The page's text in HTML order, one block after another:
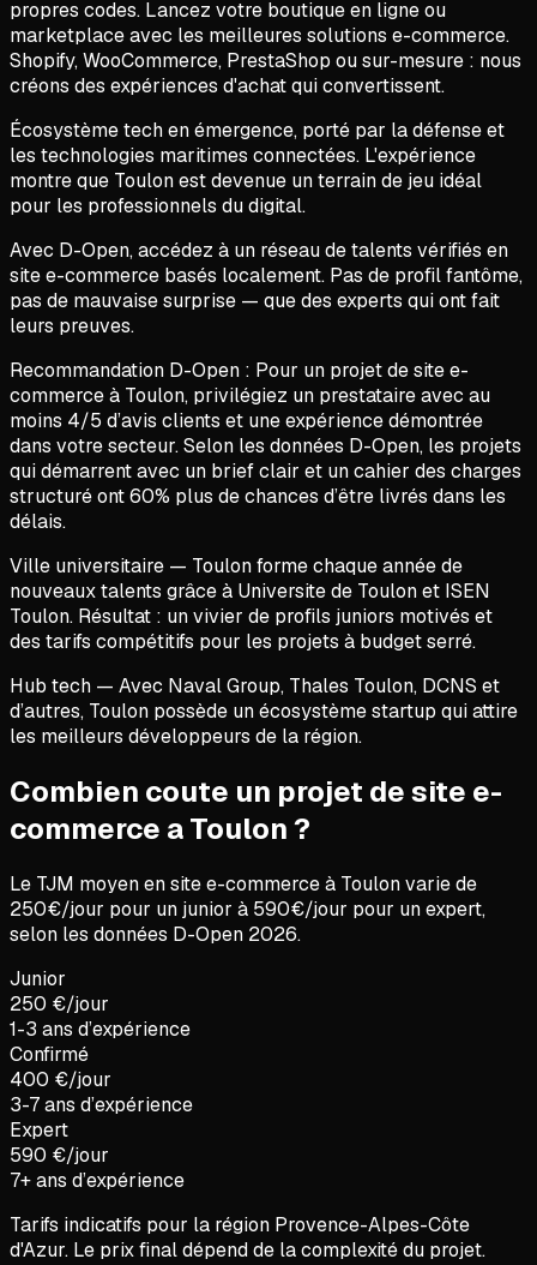
propres codes. Lancez votre boutique en ligne ou
marketplace avec les meilleures solutions e-commerce.
Shopify, WooCommerce, PrestaShop ou sur-mesure : nous
créons des expériences d'achat qui convertissent.
Écosystème tech en émergence, porté par la défense et
les technologies maritimes connectées. L'expérience
montre que Toulon est devenue un terrain de jeu idéal
pour les professionnels du digital.
Avec D-Open, accédez à un réseau de talents vérifiés en
site e-commerce basés localement. Pas de profil fantôme,
pas de mauvaise surprise — que des experts qui ont fait
leurs preuves.
Recommandation D-Open : Pour un projet desite e-
commerceà Toulon, privilégiez un prestataire avec au
moins 4/5 d’avis clients et une expérience démontrée
dans votre secteur. Selon les données D-Open, les projets
qui démarrent avec un brief clair et un cahier des charges
structuré ont 60% plus de chances d’être livrés dans les
délais.
Ville universitaire — Toulonforme chaque année de
nouveaux talents grâce à Universite de Toulon et ISEN
Toulon. Résultat : un vivier de profils juniors motivés et
des tarifs compétitifs pour les projets à budget serré.
Hub tech — Avec Naval Group, Thales Toulon, DCNS et
d’autres, Toulon possède un écosystème startup qui attire
les meilleurs développeurs de la région.
Combien coute un projet de site e-
commerce a Toulon ?
Le TJM moyen ensite e-commerceà Toulonvarie de
250€/jour pour un junior à 590€/jour pour un expert,
selon les données D-Open 2026.
Junior
250 €/jour
1-3 ans d’expérience
Confirmé
400 €/jour
3-7 ans d’expérience
Expert
590 €/jour
7+ ans d’expérience
Tarifs indicatifs pour la région Provence-Alpes-Côte
d'Azur. Le prix final dépend de la complexité du projet.